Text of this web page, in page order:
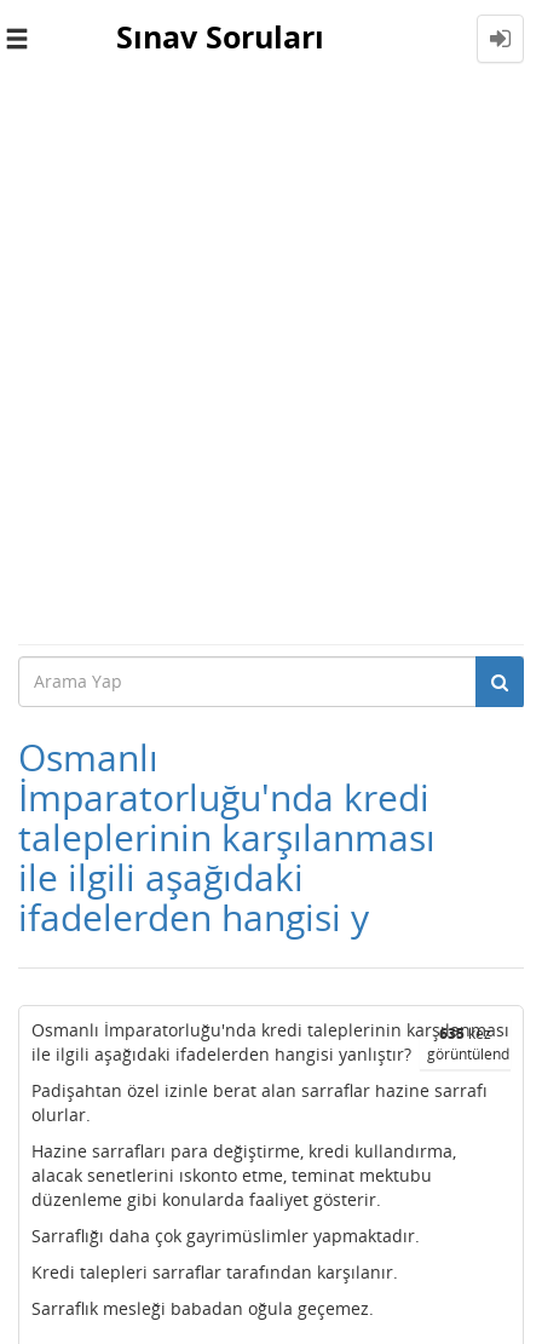
Toggle
Sınav Soruları
Osmanlı
İmparatorluğu'nda kredi
taleplerinin karşılanması
ile ilgili aşağıdaki
ifadelerden hangisi y
635kez
görüntülendi
Osmanlı İmparatorluğu'nda kredi taleplerinin karşılanması
ile ilgili aşağıdaki ifadelerden hangisi yanlıştır?
Padişahtan özel izinle berat alan sarraflar hazine sarrafı
olurlar.
Hazine sarrafları para değiştirme, kredi kullandırma,
alacak senetlerini ıskonto etme, teminat mektubu
düzenleme gibi konularda faaliyet gösterir.
Sarraflığı daha çok gayrimüslimler yapmaktadır.
Kredi talepleri sarraflar tarafından karşılanır.
Sarraflık mesleği babadan oğula geçemez.